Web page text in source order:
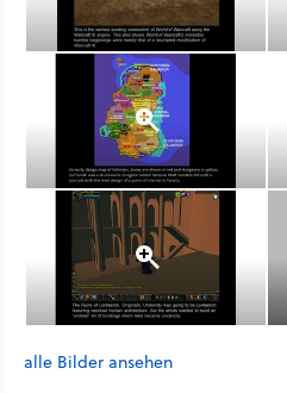
alle Bilder ansehen